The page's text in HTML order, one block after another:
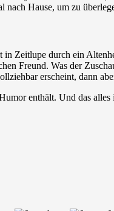
Hause, um zu
Zeitlupe durch ein
Freund. Was der
erscheint, dann
enthält. Und das